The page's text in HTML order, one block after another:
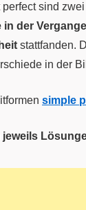
sind
der
stattfanden.
in der
simple